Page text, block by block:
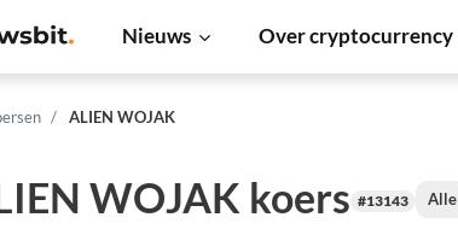
Nieuws Over cryptocurrency
ALIEN WOJAK
WOJAK koers #13143 Alle